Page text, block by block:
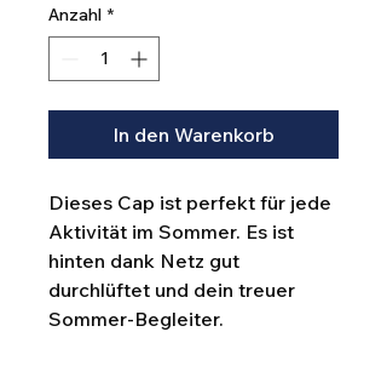
Anzahl *
In den Warenkorb
Dieses Cap ist perfekt für jede
Aktivität im Sommer. Es ist
hinten dank Netz gut
durchlüftet und dein treuer
Sommer-Begleiter.